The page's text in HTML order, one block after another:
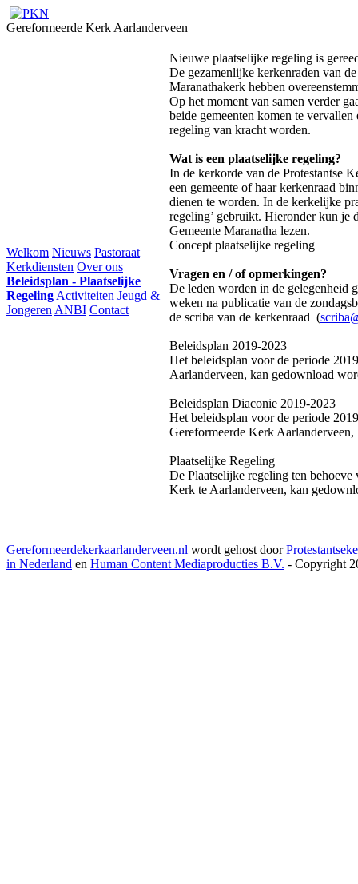
Gereformeerde Kerk Aarlanderveen
Welkom Nieuws Pastoraat
Kerkdiensten Over ons
Beleidsplan - Plaatselijke
Regeling Activiteiten Jeugd &
Jongeren ANBI Contact
Nieuwe plaatselijke regeling is
De gezamenlijke kerkenraden van
Maranathakerk hebben
Op het moment van samen verder
beide gemeenten komen te
regeling van kracht worden.
Wat is een plaatselijke regeling?
In de kerkorde van de Protestantse
een gemeente of haar kerkenraad
dienen te worden. In de kerkelijke
regeling’ gebruikt. Hieronder kun je
Gemeente Maranatha lezen.
Concept plaatselijke regeling
Vragen en / of opmerkingen?
De leden worden in de gelegenheid
weken na publicatie van de
de scriba van de kerkenraad (
Beleidsplan 2019-2023
Het beleidsplan voor de periode
Aarlanderveen, kan gedownload
Beleidsplan Diaconie 2019-2023
Het beleidsplan voor de periode
Gereformeerde Kerk
Plaatselijke Regeling
De Plaatselijke regeling ten
Kerk te Aarlanderveen, kan
Gereformeerdekerkaarlanderveen.nl wordt gehost door
in Nederland en Human Content Mediaproducties B.V. - Copyright